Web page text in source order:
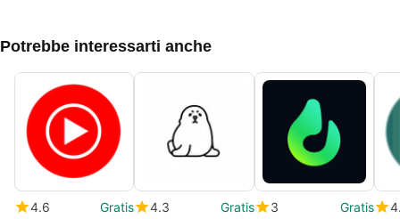
Potrebbe interessarti anche
4.6
Gratis
4.3
Gratis
3
Gratis